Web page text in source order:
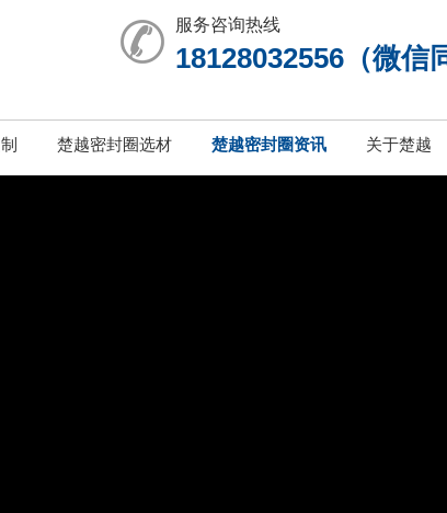
服务咨询热线
18128032556（微信
楚越密封圈选材 楚越密封圈资讯 关于楚越